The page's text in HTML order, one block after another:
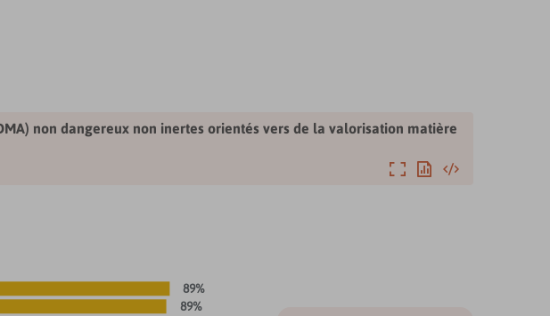
non dangereux non inertes orientés vers de la valorisation matière
AgrandirExporterIntégrer
89%
89%